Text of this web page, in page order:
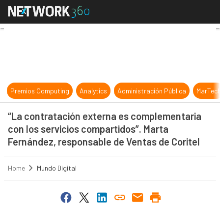
“La contratación externa es
Premios Computing Analytics Administración Pública
“La contratación externa es complementaria
con los servicios compartidos”. Marta
Fernández, responsable de Ventas de Coritel
Home Mundo Digital